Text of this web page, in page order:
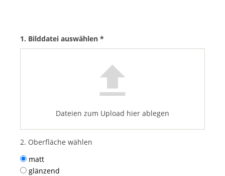
1. Bilddatei auswählen *
Dateien zum Upload hier ablegen
2. Oberfläche wählen
matt
glänzend